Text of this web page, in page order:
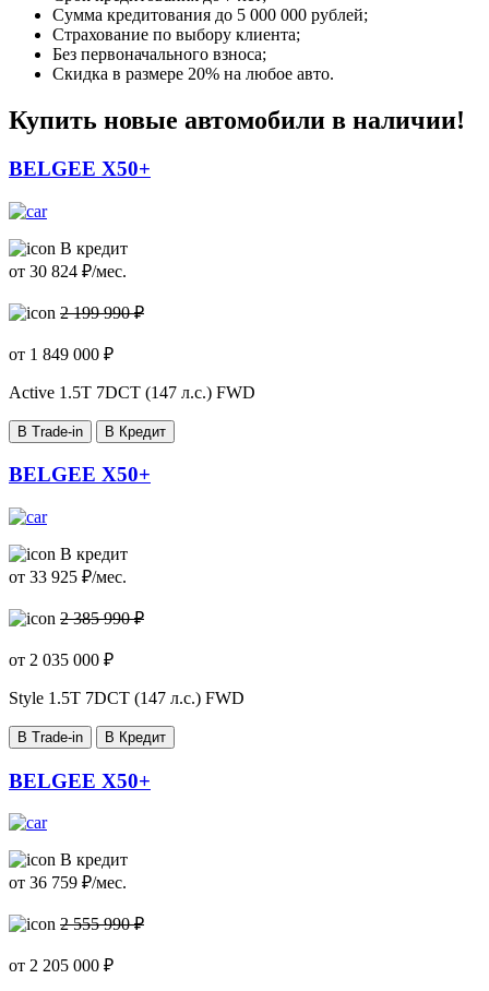
Сумма кредитования до 5 000 000 рублей;
Страхование по выбору клиента;
Без первоначального взноса;
Скидка в размере 20% на любое авто.
Купить новые автомобили в наличии!
BELGEE X50+
В кредит
от 30 824 ₽/мес.
2 199 990 ₽
от 1 849 000 ₽
Active 1.5T 7DCT (147 л.с.) FWD
В Trade-in В Кредит
BELGEE X50+
В кредит
от 33 925 ₽/мес.
2 385 990 ₽
от 2 035 000 ₽
Style 1.5T 7DCT (147 л.с.) FWD
В Trade-in В Кредит
BELGEE X50+
В кредит
от 36 759 ₽/мес.
2 555 990 ₽
от 2 205 000 ₽